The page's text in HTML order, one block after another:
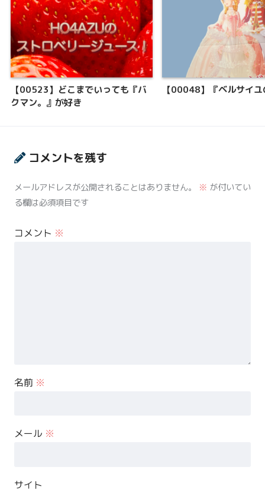
【00523】どこまでいっても『バ
クマン。』が好き
【00048】『ベルサイ
コメントを残す
メールアドレスが公開されることはありません。 ※ が付いてい
る欄は必須項目です
コメント ※
名前 ※
メール ※
サイト